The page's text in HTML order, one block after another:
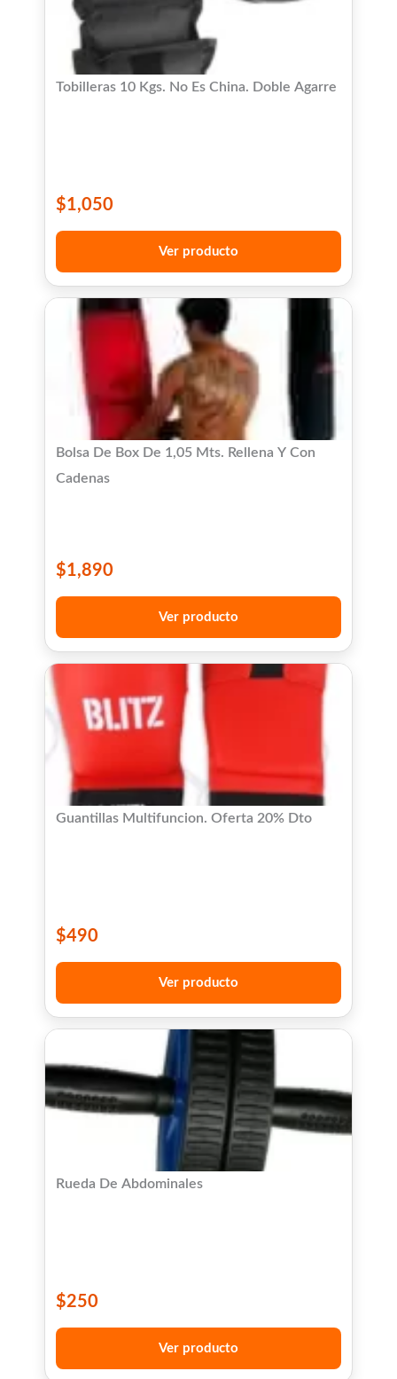
Tobilleras 10 Kgs. No Es China. Doble Agarre
$1,050
Ver producto
Bolsa De Box De 1,05 Mts. Rellena Y Con
Cadenas
$1,890
Ver producto
Guantillas Multifuncion. Oferta 20% Dto
$490
Ver producto
Rueda De Abdominales
$250
Ver producto